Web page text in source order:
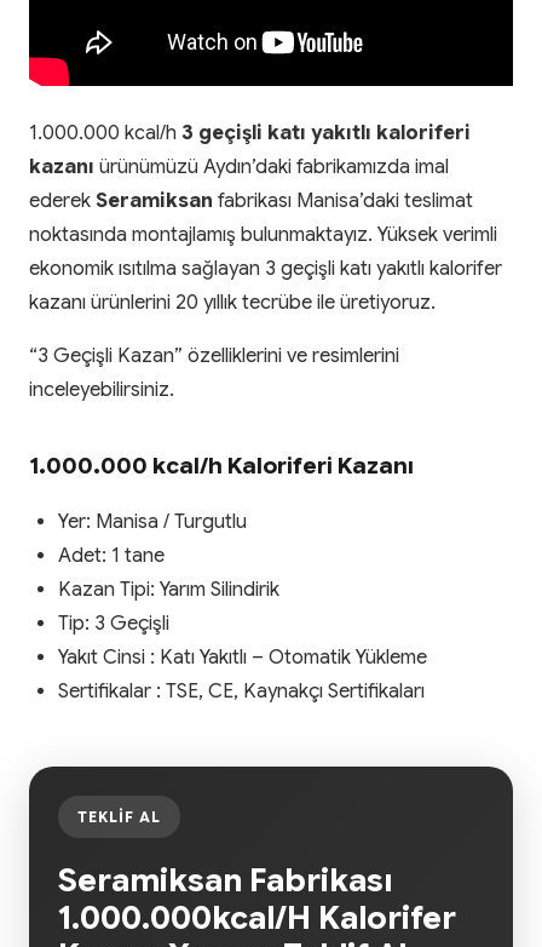
1.000.000 kcal/h 3 geçişli katı yakıtlı kaloriferi
kazanı ürünümüzü Aydın’daki fabrikamızda imal
ederek Seramiksan fabrikası Manisa’daki teslimat
noktasında montajlamış bulunmaktayız. Yüksek verimli
ekonomik ısıtılma sağlayan 3 geçişli katı yakıtlı kalorifer
kazanı ürünlerini 20 yıllık tecrübe ile üretiyoruz.
“3 Geçişli Kazan” özelliklerini ve resimlerini
inceleyebilirsiniz.
1.000.000 kcal/h Kaloriferi Kazanı
Yer: Manisa / Turgutlu
Adet: 1 tane
Kazan Tipi: Yarım Silindirik
Tip: 3 Geçişli
Yakıt Cinsi : Katı Yakıtlı – Otomatik Yükleme
Sertifikalar : TSE, CE, Kaynakçı Sertifikaları
TEKLIF AL
Seramiksan Fabrikası
1.000.000kcal/H Kalorifer